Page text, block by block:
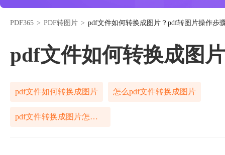
PDF365 > PDF转图片 > pdf文件如何转换成图片？pdf转图片操作步
pdf文件如何转换成图
pdf文件如何转换成图片 怎么pdf文件转换成图片
pdf文件转换成图片怎么做